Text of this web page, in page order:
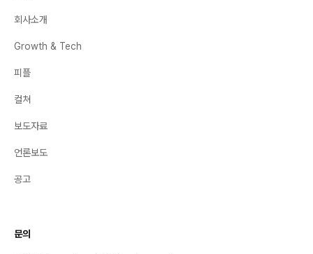
회사소개
Growth & Tech
피플
컬쳐
보도자료
언론보도
공고
문의